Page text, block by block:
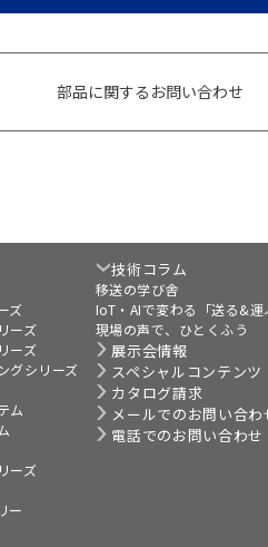
部品に関するお問い合わせ
ズ
ーズ
ーズ
グシリーズ
ム
ーズ
ー
技術コラム
移送の学び舎
IoT・AIで変わる「送る&運
現場の声で、ひとくふう
展示会情報
スペシャルコンテンツ
カタログ請求
メールでのお問い合わ
電話でのお問い合わせ